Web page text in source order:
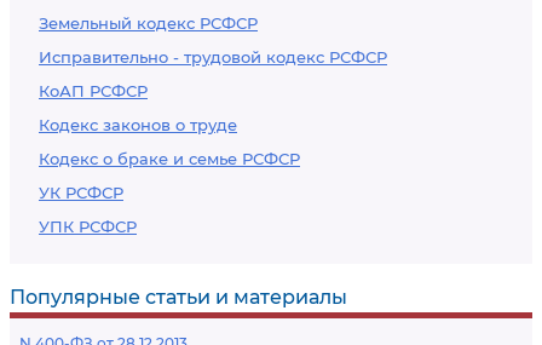
Земельный кодекс РСФСР
Исправительно - трудовой кодекс РСФСР
КоАП РСФСР
Кодекс законов о труде
Кодекс о браке и семье РСФСР
УК РСФСР
УПК РСФСР
Популярные статьи и материалы